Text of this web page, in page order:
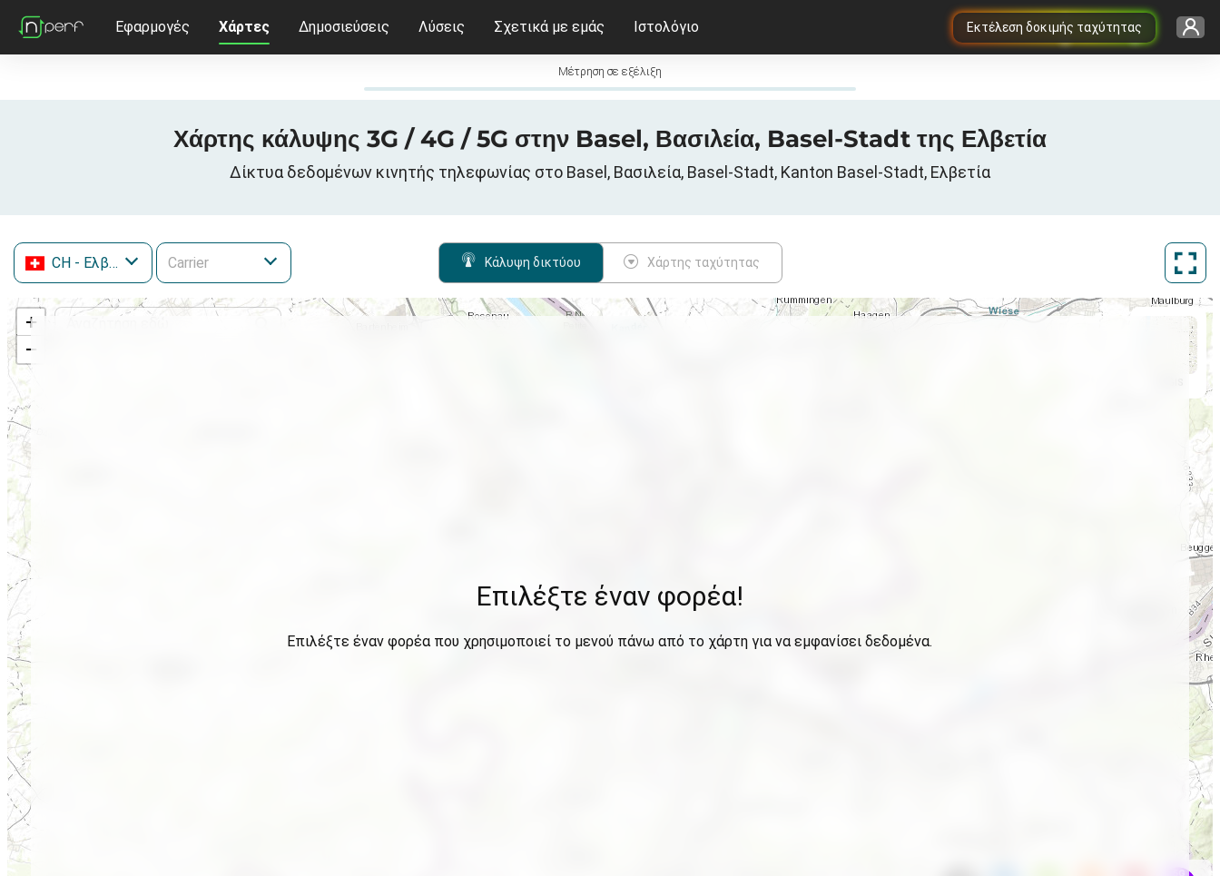
Εκτέλεση δοκιμής ταχύτητας
Εφαρμογές Χάρτες Δημοσιεύσεις Λύσεις Σχετικά με εμάς Ιστολόγιο
Μέτρηση σε εξέλιξη
Χάρτης κάλυψης 3G / 4G / 5G στην Basel, Βασιλεία, Basel-Stadt της Ελβετία
Δίκτυα δεδομένων κινητής τηλεφωνίας στο Basel, Βασιλεία, Basel-Stadt, Kanton Basel-Stadt, Ελβετία
CH - Ελβετία Κάλυψη δικτύου Χάρτης ταχύτητας
+
−
Επιλέξτε έναν φορέα!
Επιλέξτε έναν φορέα που χρησιμοποιεί το μενού πάνω από το χάρτη για να εμφανίσει δεδομένα.